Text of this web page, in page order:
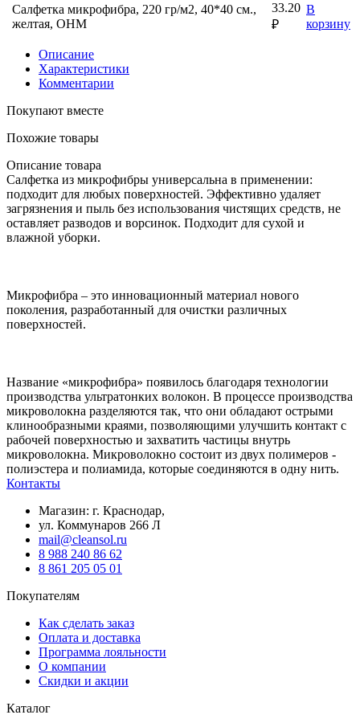
Салфетка микрофибра, 220 гр/м2, 40*40 см.,
желтая, ОНМ
33.20
₽
В
корзину
Описание
Характеристики
Комментарии
Покупают вместе
Похожие товары
Описание товара
Салфетка из микрофибры универсальна в применении:
подходит для любых поверхностей. Эффективно удаляет
загрязнения и пыль без использования чистящих средств, не
оставляет разводов и ворсинок. Подходит для сухой и
влажной уборки.
Микрофибра – это инновационный материал нового
поколения, разработанный для очистки различных
поверхностей.
Название «микрофибра» появилось благодаря технологии
производства ультратонких волокон. В процессе производства
микроволокна разделяются так, что они обладают острыми
клинообразными краями, позволяющими улучшить контакт с
рабочей поверхностью и захватить частицы внутрь
микроволокна. Микроволокно состоит из двух полимеров -
полиэстера и полиамида, которые соединяются в одну нить.
Контакты
Магазин: г. Краснодар,
ул. Коммунаров 266 Л
mail@cleansol.ru
8 988 240 86 62
8 861 205 05 01
Покупателям
Как сделать заказ
Оплата и доставка
Программа лояльности
О компании
Скидки и акции
Каталог